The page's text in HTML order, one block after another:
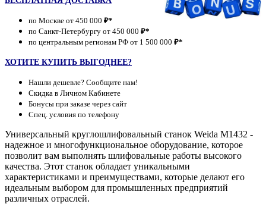
по Москве от 450 000 ₽*
по Санкт-Петербургу от 450 000 ₽*
по центральным регионам РФ от 1 500 000 ₽*
ХОТИТЕ КУПИТЬ ВЫГОДНЕЕ?
Нашли дешевле? Сообщите нам!
Скидка в Личном Кабинете
Бонусы при заказе через сайт
Спец. условия по телефону
Универсальный круглошлифовальный станок Weida M1432 -
надежное и многофункциональное оборудование, которое
позволит вам выполнять шлифовальные работы высокого
качества. Этот станок обладает уникальными
характеристиками и преимуществами, которые делают его
идеальным выбором для промышленных предприятий
различных отраслей.